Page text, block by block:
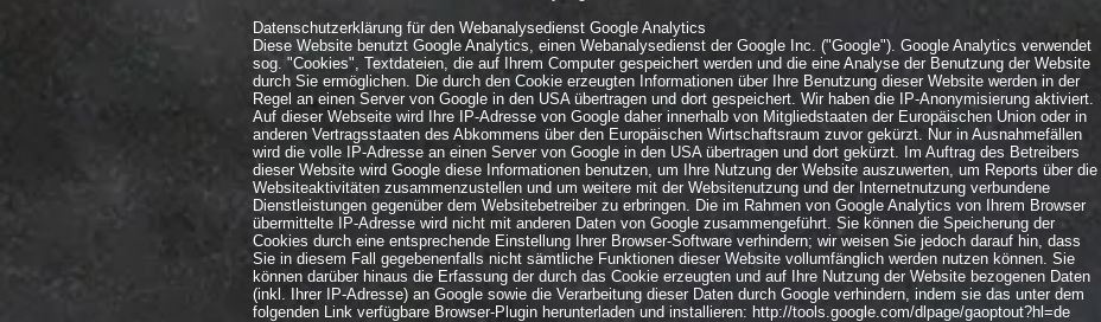
Datenschutzerklärung für den Webanalysedienst Google Analytics
Diese Website benutzt Google Analytics, einen Webanalysedienst der Google Inc. ("Google"). Google Analytics verwendet
sog. "Cookies", Textdateien, die auf Ihrem Computer gespeichert werden und die eine Analyse der Benutzung der Website
durch Sie ermöglichen. Die durch den Cookie erzeugten Informationen über Ihre Benutzung dieser Website werden in der
Regel an einen Server von Google in den USA übertragen und dort gespeichert. Wir haben die IP-Anonymisierung aktiviert.
Auf dieser Webseite wird Ihre IP-Adresse von Google daher innerhalb von Mitgliedstaaten der Europäischen Union oder in
anderen Vertragsstaaten des Abkommens über den Europäischen Wirtschaftsraum zuvor gekürzt. Nur in Ausnahmefällen
wird die volle IP-Adresse an einen Server von Google in den USA übertragen und dort gekürzt. Im Auftrag des Betreibers
dieser Website wird Google diese Informationen benutzen, um Ihre Nutzung der Website auszuwerten, um Reports über die
Websiteaktivitäten zusammenzustellen und um weitere mit der Websitenutzung und der Internetnutzung verbundene
Dienstleistungen gegenüber dem Websitebetreiber zu erbringen. Die im Rahmen von Google Analytics von Ihrem Browser
übermittelte IP-Adresse wird nicht mit anderen Daten von Google zusammengeführt. Sie können die Speicherung der
Cookies durch eine entsprechende Einstellung Ihrer Browser-Software verhindern; wir weisen Sie jedoch darauf hin, dass
Sie in diesem Fall gegebenenfalls nicht sämtliche Funktionen dieser Website vollumfänglich werden nutzen können. Sie
können darüber hinaus die Erfassung der durch das Cookie erzeugten und auf Ihre Nutzung der Website bezogenen Daten
(inkl. Ihrer IP-Adresse) an Google sowie die Verarbeitung dieser Daten durch Google verhindern, indem sie das unter dem
folgenden Link verfügbare Browser-Plugin herunterladen und installieren: http://tools.google.com/dlpage/gaoptout?hl=de